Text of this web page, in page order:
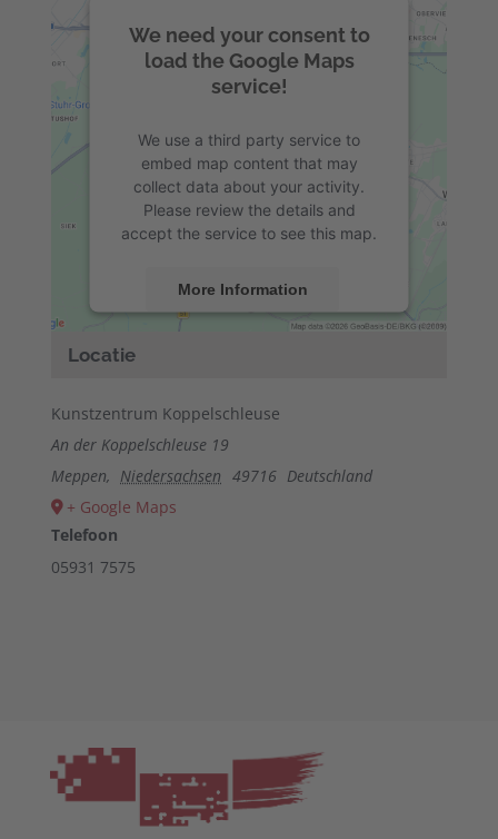
Locatie
Kunstzentrum Koppelschleuse
An der Koppelschleuse 19
Meppen, Niedersachsen 49716 Deutschland
+ Google Maps
Telefoon
05931 7575
We need your consent to
load the Google Maps
service!
We use a third party service to
embed map content that may
collect data about your activity.
Please review the details and
accept the service to see this map.
More Information
Management Platform